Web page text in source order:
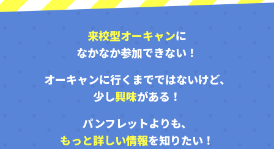
来校型オーキャンに
なかなか参加できない！
オーキャンに行くまでではないけど、
少し興味がある！
パンフレットよりも、
もっと詳しい情報を知りたい！